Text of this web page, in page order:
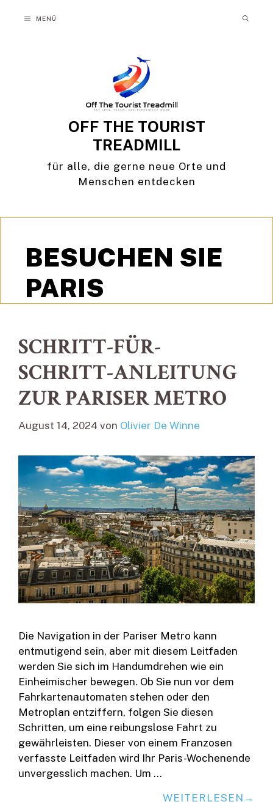
Inhalt
MENÜ
OFF THE TOURIST
TREADMILL
für alle, die gerne neue Orte und
Menschen entdecken
BESUCHEN SIE
PARIS
SCHRITT-FÜR-
SCHRITT-ANLEITUNG
ZUR PARISER METRO
August 14, 2024 von Olivier De Winne
Die Navigation in der Pariser Metro kann
entmutigend sein, aber mit diesem Leitfaden
werden Sie sich im Handumdrehen wie ein
Einheimischer bewegen. Ob Sie nun vor dem
Fahrkartenautomaten stehen oder den
Metroplan entziffern, folgen Sie diesen
Schritten, um eine reibungslose Fahrt zu
gewährleisten. Dieser von einem Franzosen
verfasste Leitfaden wird Ihr Paris-Wochenende
unvergesslich machen. Um …
WEITERLESEN